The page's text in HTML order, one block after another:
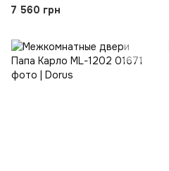
7 560 грн